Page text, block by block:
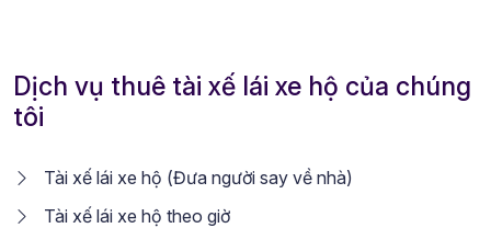
Dịch vụ thuê tài xế lái xe hộ của chúng
tôi
Tài xế lái xe hộ (Đưa người say về nhà)
Tài xế lái xe hộ theo giờ